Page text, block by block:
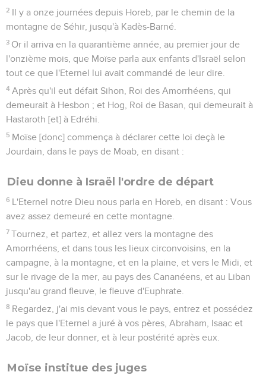
2 Il y a onze journées depuis Horeb, par le chemin de la
montagne de Séhir, jusqu'à Kadès-Barné.
3 Or il arriva en la quarantième année, au premier jour de
l'onzième mois, que Moïse parla aux enfants d'Israël selon
tout ce que l'Eternel lui avait commandé de leur dire.
4 Après qu'il eut défait Sihon, Roi des Amorrhéens, qui
demeurait à Hesbon ; et Hog, Roi de Basan, qui demeurait à
Hastaroth [et] à Edréhi.
5 Moïse [donc] commença à déclarer cette loi deçà le
Jourdain, dans le pays de Moab, en disant :
Dieu donne à Israël l'ordre de départ
6 L'Eternel notre Dieu nous parla en Horeb, en disant : Vous
avez assez demeuré en cette montagne.
7 Tournez, et partez, et allez vers la montagne des
Amorrhéens, et dans tous les lieux circonvoisins, en la
campagne, à la montagne, et en la plaine, et vers le Midi, et
sur le rivage de la mer, au pays des Cananéens, et au Liban
jusqu'au grand fleuve, le fleuve d'Euphrate.
8 Regardez, j'ai mis devant vous le pays, entrez et possédez
le pays que l'Eternel a juré à vos pères, Abraham, Isaac et
Jacob, de leur donner, et à leur postérité après eux.
Moïse institue des juges